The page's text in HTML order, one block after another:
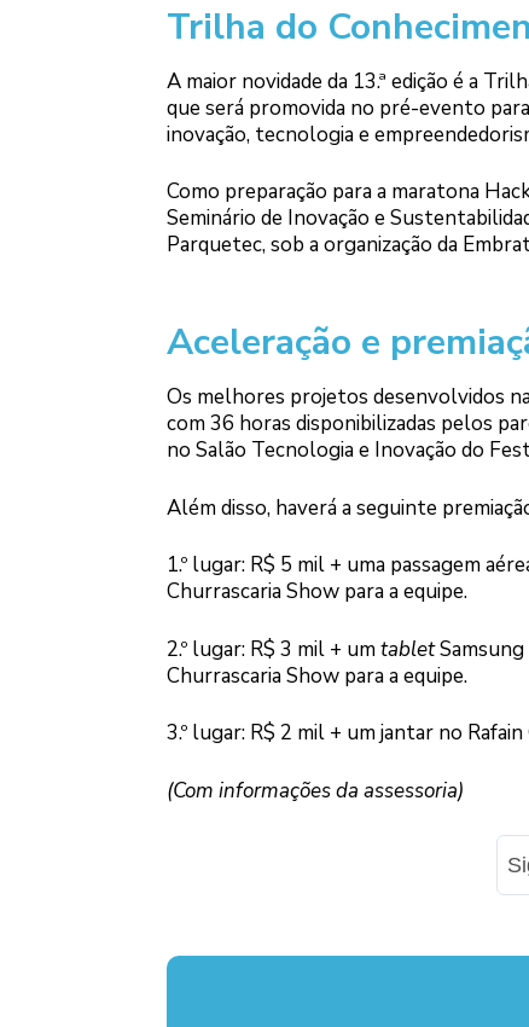
Trilha do
A maior novidade da 13.ª edição é a
que será promovida no pré-evento
inovação, tecnologia e
Como preparação para a maratona
Seminário de Inovação e
Parquetec, sob a organização da
Aceleração e
Os melhores projetos desenvolvidos
com 36 horas disponibilizadas pelos
no Salão Tecnologia e Inovação do
Além disso, haverá a seguinte
1.º lugar: R$ 5 mil + uma passagem
Churrascaria Show para a equipe.
2.º lugar: R$ 3 mil + umtabletSamsung
Churrascaria Show para a equipe.
3.º lugar: R$ 2 mil + um jantar no
(Com informações da assessoria)